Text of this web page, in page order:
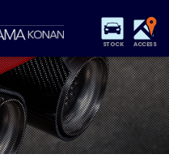
STOCK ACCESS
ス パーツリスト
アクセスマップ
注文販売